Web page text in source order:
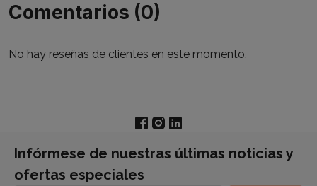
Comentarios (0)
No hay reseñas de clientes en este momento.
Infórmese de nuestras últimas noticias y
ofertas especiales